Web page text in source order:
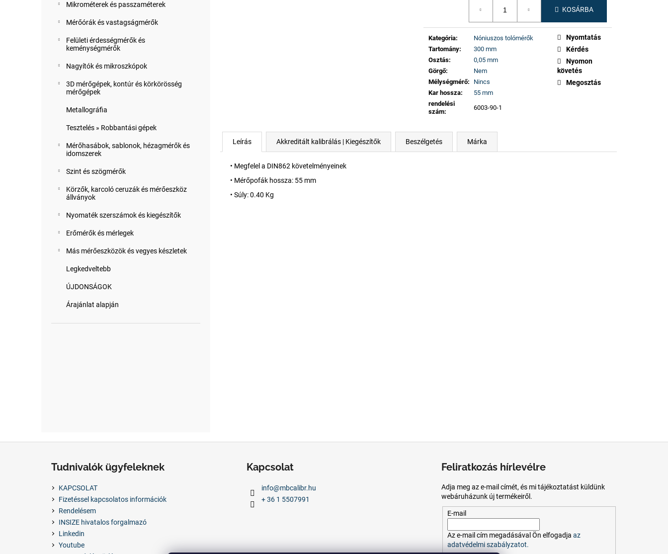
Mikrométerek és passzaméterek
Mérőórák és vastagságmérők
Felületi érdességmérők és
keménységmérők
Nagyítók és mikroszkópok
3D mérőgépek, kontúr és körkörösség
mérőgépek
Metallográfia
Tesztelés » Robbantási gépek
Mérőhasábok, sablonok, hézagmérők és
idomszerek
Szint és szögmérők
Körzők, karcoló ceruzák és mérőeszköz
állványok
Nyomaték szerszámok és kiegészítők
Erőmérők és mérlegek
Más mérőeszközök és vegyes készletek
Legkedveltebb
ÚJDONSÁGOK
Árajánlat alapján
KOSÁRBA
Kategória:
Nóniuszos tolómérők
Tartomány:
300 mm
Osztás:
0,05 mm
Görgő:
Nem
Mélységmérő:
Nincs
Kar hossza:
55 mm
rendelési
szám:
6003-90-1
Nyomtatás
Kérdés
Nyomon
követés
Megosztás
Leírás Akkreditált kalibrálás | Kiegészítők Beszélgetés Márka
• Megfelel a DIN862 követelményeinek
• Mérőpofák hossza: 55 mm
• Súly: 0.40 Kg
Tudnivalók ügyfeleknek
KAPCSOLAT
Fizetéssel kapcsolatos információk
Rendelésem
INSIZE hivatalos forgalmazó
Linkedin
Youtube
Kapcsolat
info@mbcalibr.hu
+ 36 1 5507991
Feliratkozás hírlevélre
Adja meg az e-mail címét, és mi tájékoztatást küldünk
webáruházunk új termékeiről.
E-mail
Aze-mailcím megadásával Ön elfogadja az
adatvédelmi szabályzatot.